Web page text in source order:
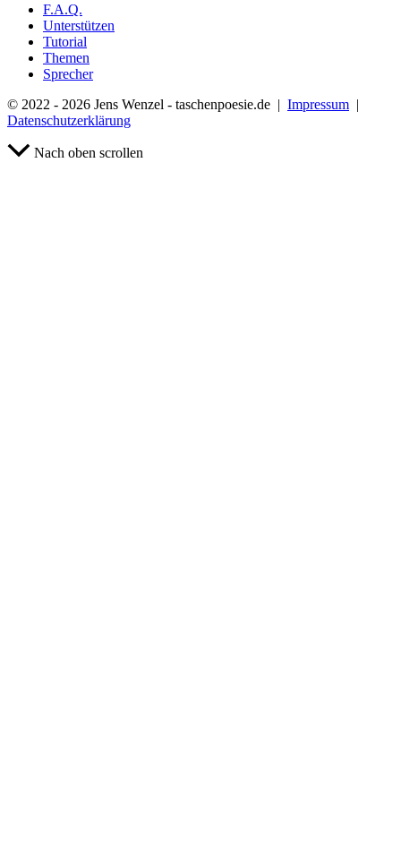
F.A.Q.
Unterstützen
Tutorial
Themen
Sprecher
© 2022 - 2026 Jens Wenzel - taschenpoesie.de | Impressum |
Datenschutzerklärung
Nach oben scrollen